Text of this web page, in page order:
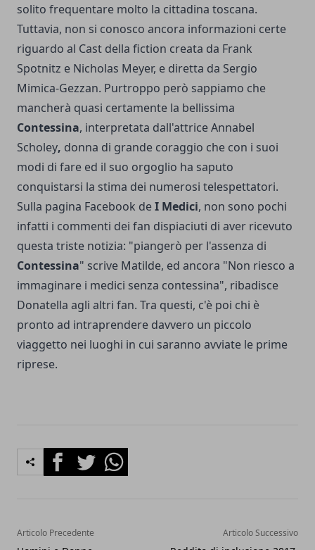
solito frequentare molto la cittadina toscana.
Tuttavia, non si conosco ancora informazioni certe
riguardo al Cast della fiction creata da Frank
Spotnitz e Nicholas Meyer, e diretta da Sergio
Mimica-Gezzan. Purtroppo però sappiamo che
mancherà quasi certamente la bellissima
Contessina, interpretata dall'attrice Annabel
Scholey, donna di grande coraggio che con i suoi
modi di fare ed il suo orgoglio ha saputo
conquistarsi la stima dei numerosi telespettatori.
Sulla pagina Facebook deI Medici, non sono pochi
infatti i commenti dei fan dispiaciuti di aver ricevuto
questa triste notizia: "piangerò per l'assenza di
Contessina" scrive Matilde, ed ancora "Non riesco a
immaginare i medici senza contessina", ribadisce
Donatella agli altri fan. Tra questi, c'è poi chi è
pronto ad intraprendere davvero un piccolo
viaggetto nei luoghi in cui saranno avviate le prime
riprese.
FacebookTwitterWhatsapp
Articolo Precedente Articolo Successivo